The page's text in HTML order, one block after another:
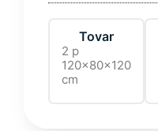
Tovar
2 p
120x80x120
cm